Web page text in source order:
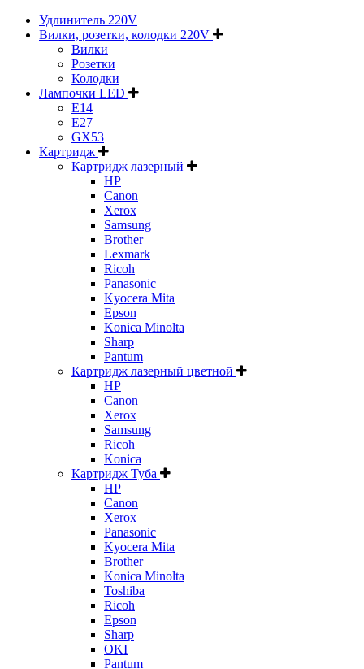
Удлинитель 220V
Вилки, розетки, колодки 220V
Вилки
Розетки
Колодки
Лампочки LED
E14
E27
GX53
Картридж
Картридж лазерный
HP
Canon
Xerox
Samsung
Brother
Lexmark
Ricoh
Panasonic
Kyocera Mita
Epson
Konica Minolta
Sharp
Pantum
Картридж лазерный цветной
HP
Canon
Xerox
Samsung
Ricoh
Konica
Картридж Туба
HP
Canon
Xerox
Panasonic
Kyocera Mita
Brother
Konica Minolta
Toshiba
Ricoh
Epson
Sharp
OKI
Pantum